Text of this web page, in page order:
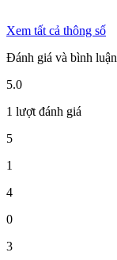
Xem tất cả thông số
Đánh giá và bình luận
5.0
1 lượt đánh giá
5
1
4
0
3